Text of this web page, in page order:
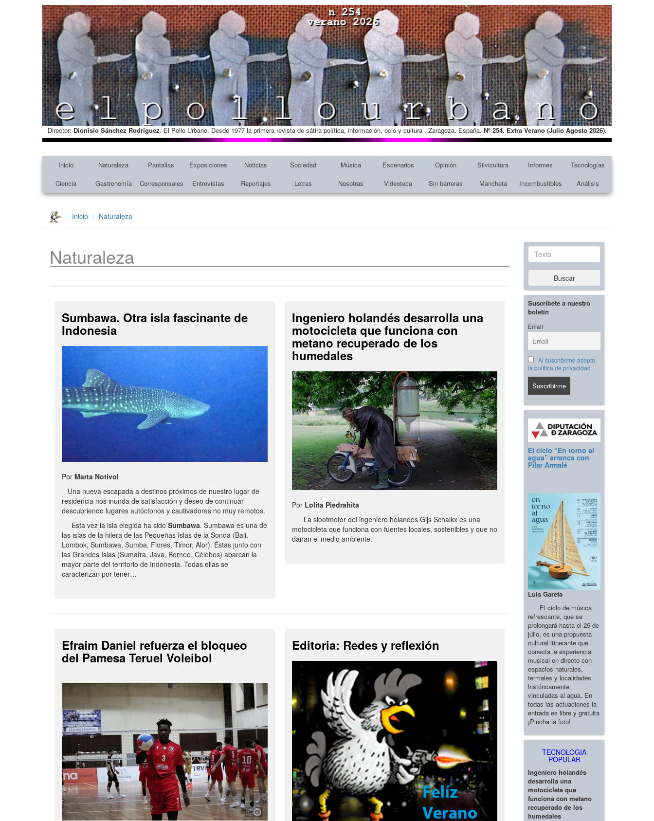
Director: Dionisio Sánchez Rodríguez. El Pollo Urbano. Desde 1977 la primera revista de sátira política, información, ocio y cultura . Zaragoza. España. Nº 254. Extra Verano (Julio Agosto 2026).
Inicio Naturaleza Pantallas Exposiciones Noticias Sociedad Música Escenarios Opinión Silvicultura Informes
Tecnologías
Ciencia
Gastronomía Corresponsales Entrevistas Reportajes Letras Nosotras Videoteca Sin barreras Mancheta Incombustibles Análisis
Inicio Naturaleza
Naturaleza
Sumbawa. Otra isla fascinante de
Indonesia
Por Marta Notivol
Una nueva escapada a destinos próximos de nuestro lugar de
residencia nos inunda de satisfacción y deseo de continuar
descubriendo lugares autóctonos y cautivadores no muy remotos.
Esta vez la isla elegida ha sido Sumbawa. Sumbawa es una de
las islas de la hilera de las Pequeñas Islas de la Sonda (Bali,
Lombok, Sumbawa, Sumba, Flores, Timor, Alor). Éstas junto con
las Grandes Islas (Sumatra, Java, Borneo, Célebes) abarcan la
mayor parte del territorio de Indonesia. Todas ellas se
caracterizan por tener…
Ingeniero holandés desarrolla una
motocicleta que funciona con
metano recuperado de los
humedales
Por Lolita Piedrahita
La slootmotor del ingeniero holandés Gijs Schalkx es una
motocicleta que funciona con fuentes locales, sostenibles y que no
dañan el medio ambiente.
Efraim Daniel refuerza el bloqueo
del Pamesa Teruel Voleibol
Editoria: Redes y reflexión
Texto
Buscar
Suscríbete a nuestro
boletín
Email
Al suscribirme acepto
la política de privacidad
El ciclo “En torno al
agua” arranca con
Pilar Armalé
Luis Gareta
El ciclo de música
refrescante, que se
prolongará hasta el 25 de
julio, es una propuesta
cultural itinerante que
conecta la experiencia
musical en directo con
espacios naturales,
termales y localidades
históricamente
vinculadas al agua. En
todas las actuaciones la
entrada es libre y gratuita
¡Pincha la foto!
TECNOLOGIA
POPULAR
Ingeniero holandés
desarrolla una
motocicleta que
funciona con metano
recuperado de los
humedales